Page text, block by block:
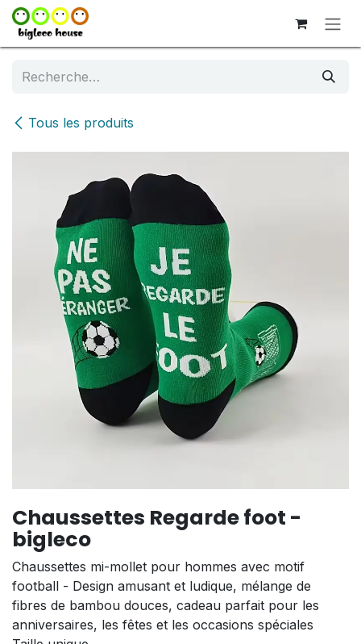
Se rendre au contenu
Tous les produits
Chaussettes Regarde foot -
bigleco
Chaussettes mi-mollet pour hommes avec motif
football - Design amusant et ludique, mélange de
fibres de bambou douces, cadeau parfait pour les
anniversaires, les fêtes et les occasions spéciales